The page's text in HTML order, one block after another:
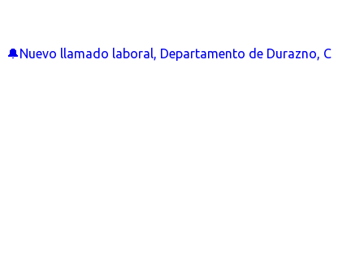
🔔Nuevo llamado laboral, Departamento de Durazno, C